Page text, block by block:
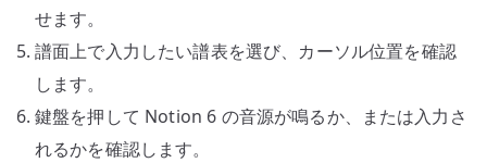
せます。
譜面上で入力したい譜表を選び、カーソル位置を確認
します。
鍵盤を押して Notion 6 の音源が鳴るか、または入力さ
れるかを確認します。